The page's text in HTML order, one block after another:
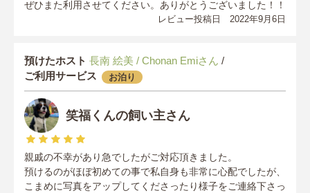
ぜひまた利用させてください。ありがとうございました！！
レビュー投稿日 2022年9月6日
預けたホスト 長南 絵美 / Chonan Emiさん /
ご利用サービス
お泊り
笑福くんの飼い主さん
親戚の不幸があり急でしたがご対応頂きました。
預けるのがほぼ初めての事で私自身も非常に心配でしたが、
こまめに写真をアップしてくださったり様子をご連絡下さっ